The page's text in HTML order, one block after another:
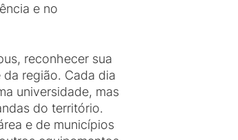
e no
reconhecer sua
região. Cada dia
universidade, mas
do território.
e de municípios